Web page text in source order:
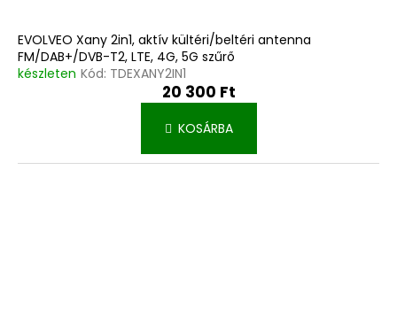
EVOLVEO Xany 2in1, aktív kültéri/beltéri antenna
FM/DAB+/DVB-T2, LTE, 4G, 5G szűrő
készleten Kód: TDEXANY2IN1
20 300 Ft
KOSÁRBA